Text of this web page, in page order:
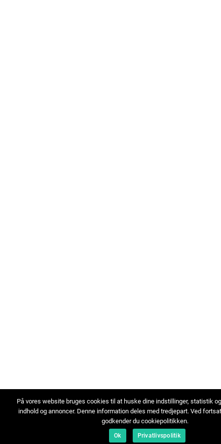
På vores website bruges cookies til at huske dine indstillinger, statistik
indhold og annoncer. Denne information deles med tredjepart. Ved
godkender du cookiepolitikken.
Ok Privatlivspolitik